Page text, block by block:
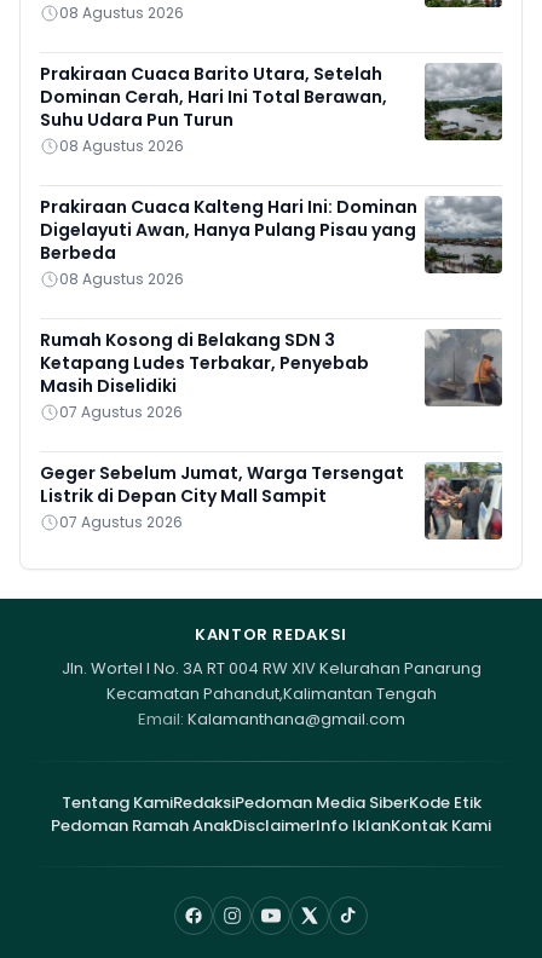
08 Agustus 2026
Prakiraan Cuaca Barito Utara, Setelah
Dominan Cerah, Hari Ini Total Berawan,
Suhu Udara Pun Turun
08 Agustus 2026
Prakiraan Cuaca Kalteng Hari Ini: Dominan
Digelayuti Awan, Hanya Pulang Pisau yang
Berbeda
08 Agustus 2026
Rumah Kosong di Belakang SDN 3
Ketapang Ludes Terbakar, Penyebab
Masih Diselidiki
07 Agustus 2026
Geger Sebelum Jumat, Warga Tersengat
Listrik di Depan City Mall Sampit
07 Agustus 2026
KANTOR REDAKSI
Jln. Wortel I No. 3A RT 004 RW XIV Kelurahan Panarung
Kecamatan Pahandut,Kalimantan Tengah
Email: Kalamanthana@gmail.com
Tentang KamiRedaksiPedoman Media SiberKode Etik
Pedoman Ramah AnakDisclaimerInfo IklanKontak Kami